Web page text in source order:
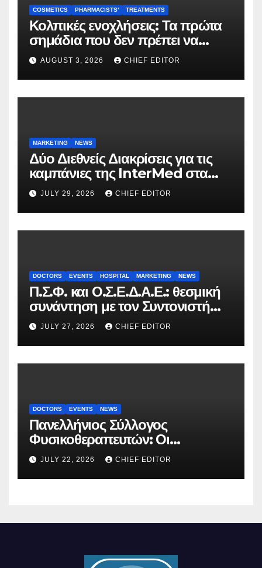
COSMETICS PHARMACISTS' TREATMENTS
Κολπικές ενοχλήσεις: Τα πρώτα
σημάδια που δεν πρέπει να
αγνοούνται
AUGUST 3, 2026 CHIEF EDITOR
MARKETING NEWS
Δύο Διεθνείς Διακρίσεις για τις
καμπάνιες της InterMed στα
FOOH Awards 2026
JULY 29, 2026 CHIEF EDITOR
DOCTORS EVENTS HOSPITAL MARKETING NEWS
Π.Σ.Φ. και Ο.Σ.Ε.Δ.Α.Ε.: θεσμική
συνάντηση με τον Συντονιστή
του Γραφείου του
Πρωθυπουργού
JULY 27, 2026 CHIEF EDITOR
DOCTORS EVENTS NEWS
Πανελλήνιος Σύλλογος
Φυσικοθεραπευτών: Οι
προτάσεις προς τον ΕΟΠΥΥ για
τον περιορισμό του clawback
JULY 22, 2026 CHIEF EDITOR